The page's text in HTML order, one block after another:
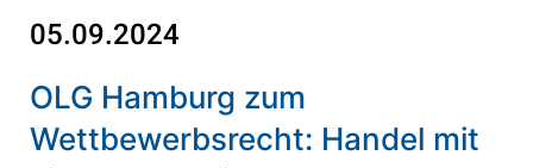
05.09.2024
OLG Hamburg zum
Wettbewerbsrecht: Handel mit